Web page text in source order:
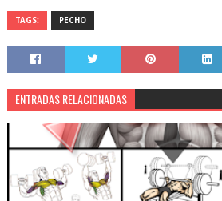
TAGS: PECHO
ENTRADAS RELACIONADAS